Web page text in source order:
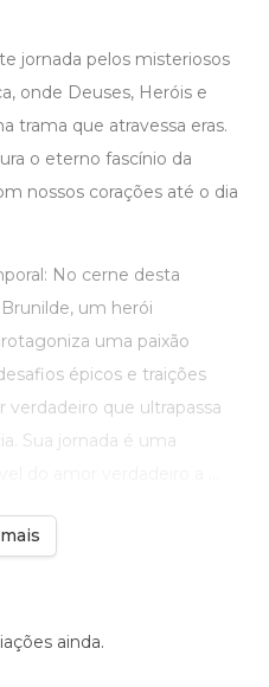
jornada pelos misteriosos
onde Deuses, Heróis e
trama que atravessa eras.
o eterno fascínio da
nossos corações até o dia
No cerne desta
um herói
uma paixão
épicos e traições
verdadeiro que ultrapassa
Sua jornada é uma
ainda.